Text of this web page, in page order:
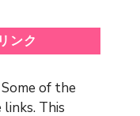
ンク
Some of the
This